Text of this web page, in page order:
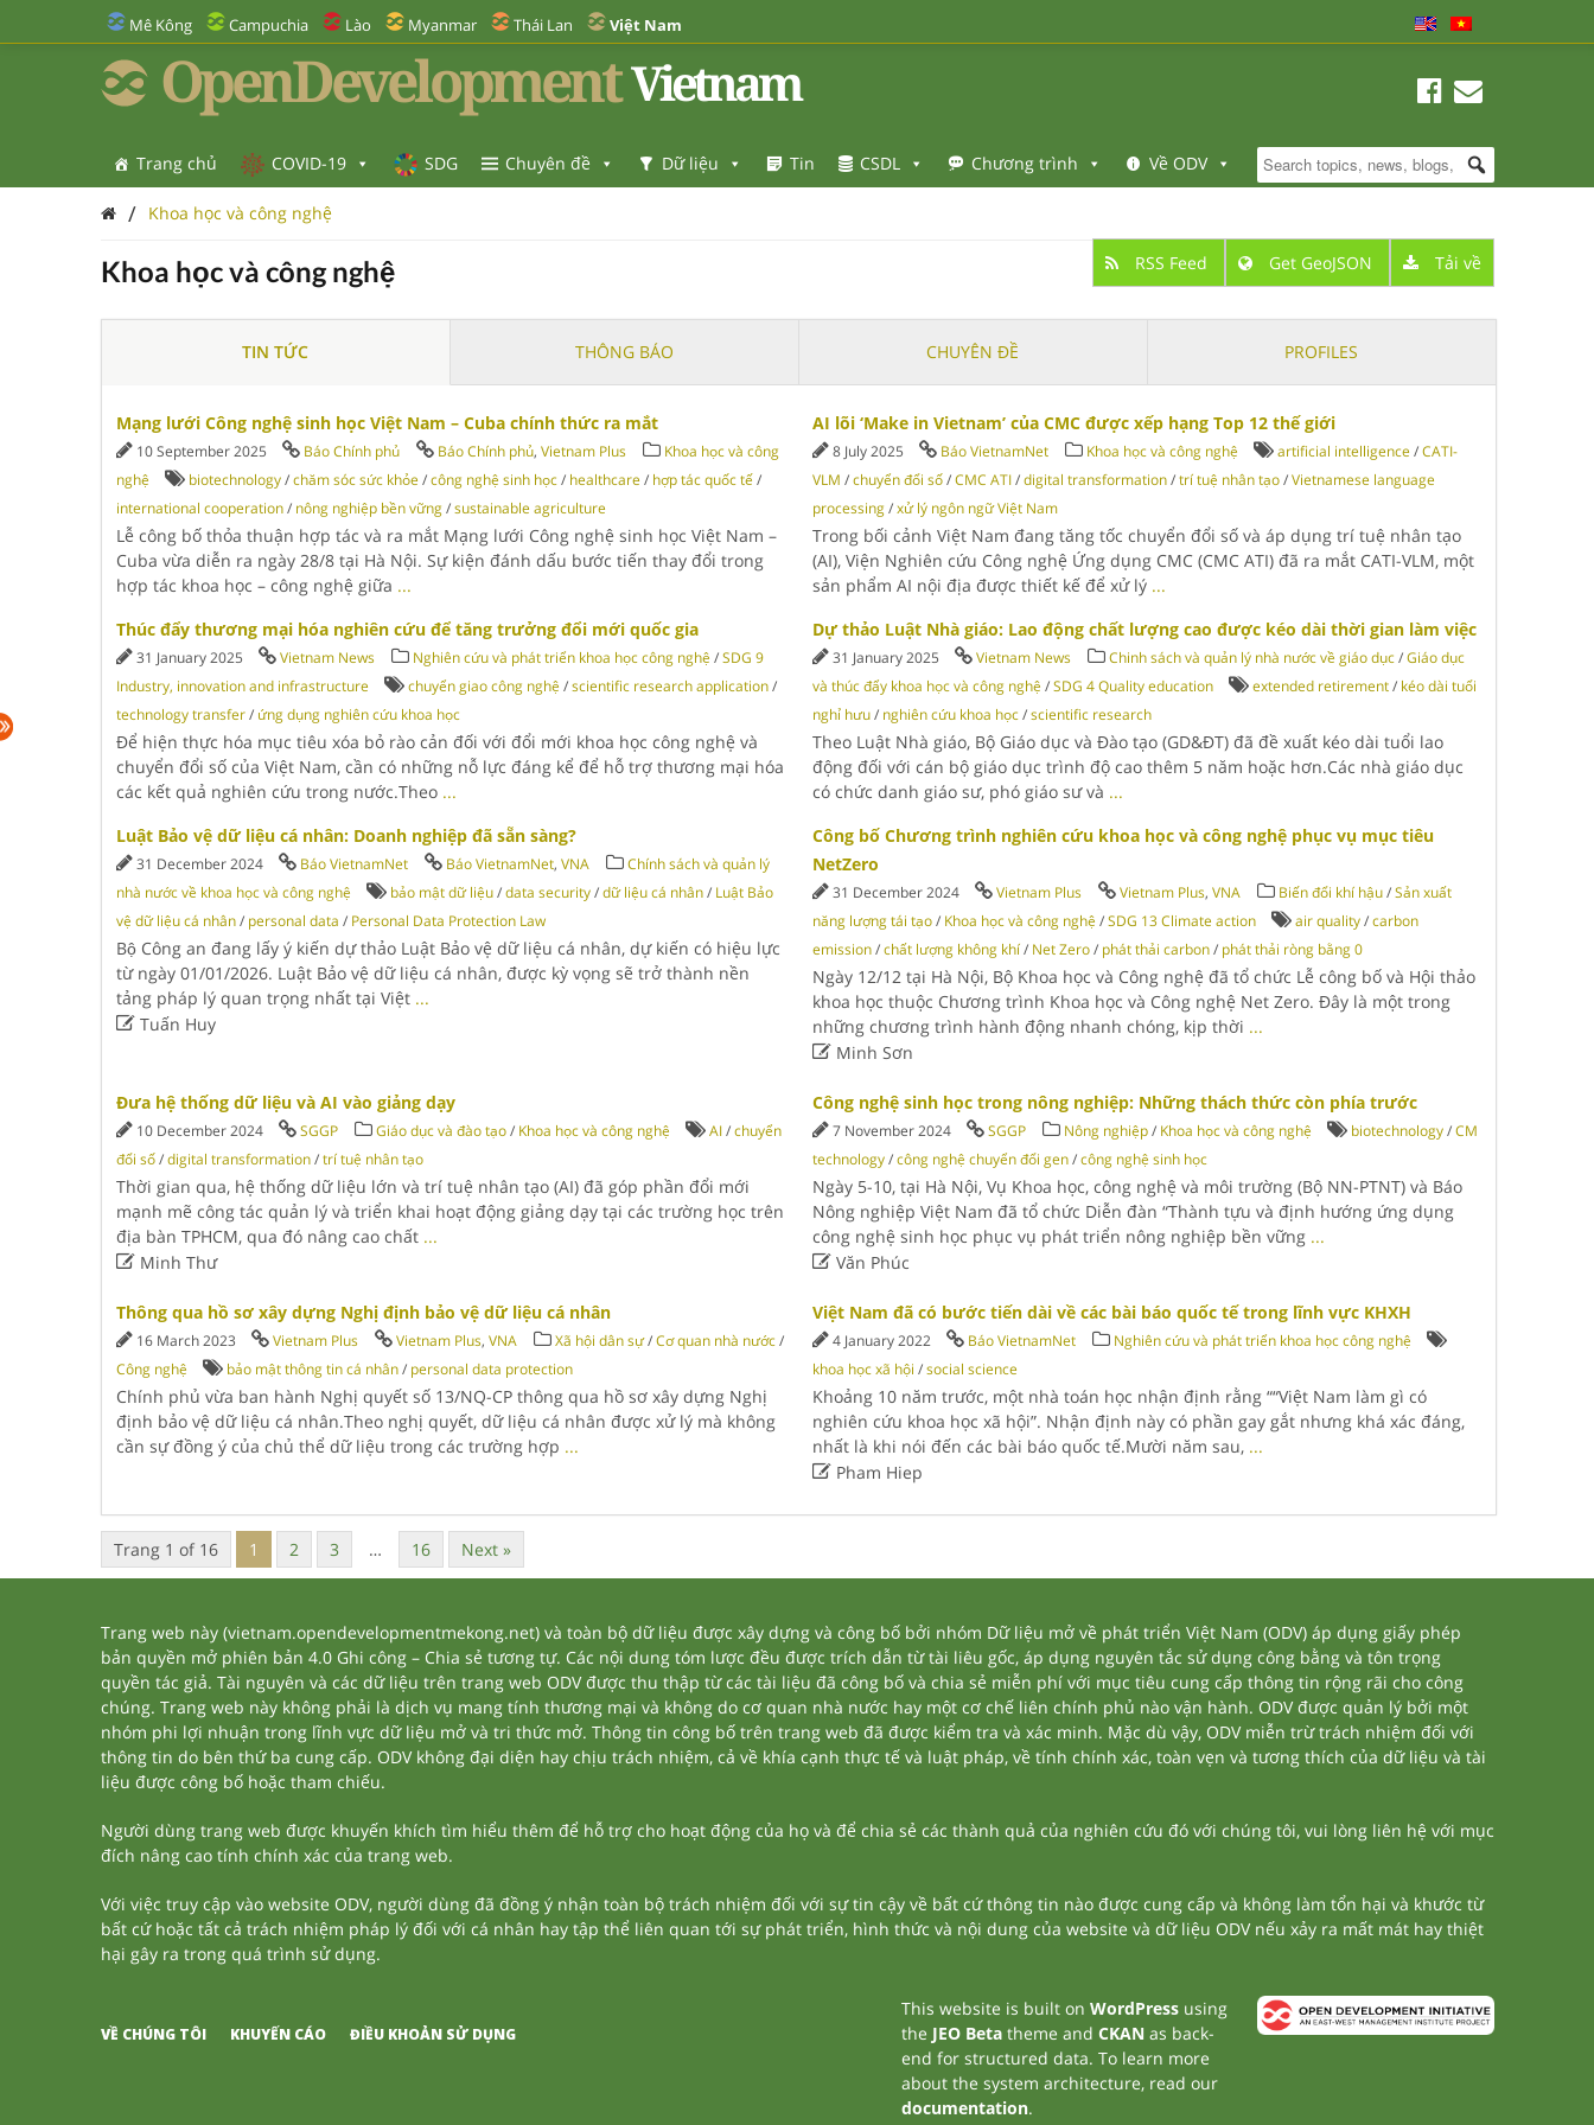
Mê Kông Campuchia Lào Myanmar Thái Lan Việt Nam
OpenDevelopment Vietnam
Trang chủ COVID-19 SDG Chuyên đề Dữ liệu Tin CSDL Chương trình Về ODV
/ Khoa học và công nghệ
Khoa học và công nghệ RSS Feed Get GeoJSON Tải về
TIN TỨC THÔNG BÁO CHUYÊN ĐỀ PROFILES
Mạng lưới Công nghệ sinh học Việt Nam – Cuba chính thức ra mắt
10 September 2025 Báo Chính phủ Báo Chính phủ, Vietnam Plus
Khoa học và công
nghệ
biotechnology/chăm sóc sức khỏe/công nghệ sinh học/ healthcare/ hợp tác quốc tế/
international cooperation/ nông nghiệp bền vững/sustainable agriculture
Lễ công bố thỏa thuận hợp tác và ra mắt Mạng lưới Công nghệ sinh học Việt Nam –
Cuba vừa diễn ra ngày 28/8 tại Hà Nội. Sự kiện đánh dấu bước tiến thay đổi trong
hợp tác khoa học – công nghệ giữa ...
AI lõi ‘Make in Vietnam’ của CMC được xếp hạng Top 12 thế giới
8 July 2025 Báo VietnamNet Khoa học và công nghệ artificial intelligence/CATI-
VLM /chuyển đổi số/CMC ATI/digital transformation/trí tuệ nhân tạo/Vietnamese language
processing/xử lý ngôn ngữ Việt Nam
Trong bối cảnh Việt Nam đang tăng tốc chuyển đổi số và áp dụng trí tuệ nhân tạo
(AI), Viện Nghiên cứu Công nghệ Ứng dụng CMC (CMC ATI) đã ra mắt CATI-VLM, một
sản phẩm AI nội địa được thiết kế để xử lý ...
Thúc đẩy thương mại hóa nghiên cứu để tăng trưởng đổi mới quốc gia
31 January 2025 Vietnam News Nghiên cứu và phát triển khoa học công nghệ /SDG 9
Industry, innovation and infrastructure
chuyển giao công nghệ /scientific research application/
technology transfer/ ứng dụng nghiên cứu khoa học
Để hiện thực hóa mục tiêu xóa bỏ rào cản đối với đổi mới khoa học công nghệ và
chuyển đổi số của Việt Nam, cần có những nỗ lực đáng kể để hỗ trợ thương mại hóa
các kết quả nghiên cứu trong nước.Theo ...
Dự thảo Luật Nhà giáo: Lao động chất lượng cao được kéo dài thời gian làm việc
31 January 2025 Vietnam News Chinh sách và quản lý nhà nước về giáo dục/Giáo dục
và thúc đẩy khoa học và công nghệ /SDG 4 Quality education extended retirement/ kéo dài tuổi
nghỉ hưu/ nghiên cứu khoa học/scientific research
Theo Luật Nhà giáo, Bộ Giáo dục và Đào tạo (GD&ĐT) đã đề xuất kéo dài tuổi lao
động đối với cán bộ giáo dục trình độ cao thêm 5 năm hoặc hơn.Các nhà giáo dục
có chức danh giáo sư, phó giáo sư và ...
Luật Bảo vệ dữ liệu cá nhân: Doanh nghiệp đã sẵn sàng?
31 December 2024 Báo VietnamNet Báo VietnamNet, VNA
Chính sách và quản lý
nhà nước về khoa học và công nghệ
bảo mật dữ liệu/data security/dữ liệu cá nhân/ Luật Bảo
vệ dữ liệu cá nhân/ personal data / Personal Data Protection Law
Bộ Công an đang lấy ý kiến dự thảo Luật Bảo vệ dữ liệu cá nhân, dự kiến có hiệu lực
từ ngày 01/01/2026. Luật Bảo vệ dữ liệu cá nhân, được kỳ vọng sẽ trở thành nền
tảng pháp lý quan trọng nhất tại Việt ...
Tuấn Huy
Công bố Chương trình nghiên cứu khoa học và công nghệ phục vụ mục tiêu
NetZero
31 December 2024 Vietnam Plus Vietnam Plus,VNA Biến đổi khí hậu/Sản xuất
năng lượng tái tạo/ Khoa học và công nghệ /SDG 13 Climate action air quality/carbon
emission/chất lượng không khí/ Net Zero/ phát thải carbon/ phát thải ròng bằng 0
Ngày 12/12 tại Hà Nội, Bộ Khoa học và Công nghệ đã tổ chức Lễ công bố và Hội thảo
khoa học thuộc Chương trình Khoa học và Công nghệ Net Zero. Đây là một trong
những chương trình hành động nhanh chóng, kịp thời ...
 Minh Sơn
Đưa hệ thống dữ liệu và AI vào giảng dạy
10 December 2024 SGGP Giáo dục và đào tạo/ Khoa học và công nghệ AI/chuyển
đổi số/digital transformation/trí tuệ nhân tạo
Thời gian qua, hệ thống dữ liệu lớn và trí tuệ nhân tạo (AI) đã góp phần đổi mới
mạnh mẽ công tác quản lý và triển khai hoạt động giảng dạy tại các trường học trên
địa bàn TPHCM, qua đó nâng cao chất ...
Minh Thư
Công nghệ sinh học trong nông nghiệp: Những thách thức còn phía trước
7 November 2024 SGGP Nông nghiệp/ Khoa học và công nghệ biotechnology/CM
technology/công nghệ chuyển đổi gen/công nghệ sinh học
Ngày 5-10, tại Hà Nội, Vụ Khoa học, công nghệ và môi trường (Bộ NN-PTNT) và Báo
Nông nghiệp Việt Nam đã tổ chức Diễn đàn “Thành tựu và định hướng ứng dụng
công nghệ sinh học phục vụ phát triển nông nghiệp bền vững ...
 Văn Phúc
Thông qua hồ sơ xây dựng Nghị định bảo vệ dữ liệu cá nhân
16 March 2023 Vietnam Plus Vietnam Plus, VNA Xã hội dân sự/Cơ quan nhà nước/
Công nghệ
bảo mật thông tin cá nhân/ personal data protection
Chính phủ vừa ban hành Nghị quyết số 13/NQ-CP thông qua hồ sơ xây dựng Nghị
định bảo vệ dữ liệu cá nhân.Theo nghị quyết, dữ liệu cá nhân được xử lý mà không
cần sự đồng ý của chủ thể dữ liệu trong các trường hợp ...
Việt Nam đã có bước tiến dài về các bài báo quốc tế trong lĩnh vực KHXH
4 January 2022 Báo VietnamNet
Nghiên cứu và phát triển khoa học công nghệ
khoa học xã hội /social science
Khoảng 10 năm trước, một nhà toán học nhận định rằng ““Việt Nam làm gì có
nghiên cứu khoa học xã hội”. Nhận định này có phần gay gắt nhưng khá xác đáng,
nhất là khi nói đến các bài báo quốc tế.Mười năm sau, ...
 Pham Hiep
Trang 1 of 16 1 2 3 … 16 Next »
Trang web này (vietnam.opendevelopmentmekong.net) và toàn bộ dữ liệu được xây dựng và công bố bởi nhóm Dữ liệu mở về phát triển Việt Nam (ODV) áp dụng giấy phép
bản quyền mở phiên bản 4.0 Ghi công – Chia sẻ tương tự. Các nội dung tóm lược đều được trích dẫn từ tài liêu gốc, áp dụng nguyên tắc sử dụng công bằng và tôn trọng
quyền tác giả. Tài nguyên và các dữ liệu trên trang web ODV được thu thập từ các tài liệu đã công bố và chia sẻ miễn phí với mục tiêu cung cấp thông tin rộng rãi cho công
chúng. Trang web này không phải là dịch vụ mang tính thương mại và không do cơ quan nhà nước hay một cơ chế liên chính phủ nào vận hành. ODV được quản lý bởi một
nhóm phi lợi nhuận trong lĩnh vực dữ liệu mở và tri thức mở. Thông tin công bố trên trang web đã được kiểm tra và xác minh. Mặc dù vậy, ODV miễn trừ trách nhiệm đối với
thông tin do bên thứ ba cung cấp. ODV không đại diện hay chịu trách nhiệm, cả về khía cạnh thực tế và luật pháp, về tính chính xác, toàn vẹn và tương thích của dữ liệu và tài
liệu được công bố hoặc tham chiếu.
Người dùng trang web được khuyến khích tìm hiểu thêm để hỗ trợ cho hoạt động của họ và để chia sẻ các thành quả của nghiên cứu đó với chúng tôi, vui lòng liên hệ với mục
đích nâng cao tính chính xác của trang web.
Với việc truy cập vào website ODV, người dùng đã đồng ý nhận toàn bộ trách nhiệm đối với sự tin cậy về bất cứ thông tin nào được cung cấp và không làm tổn hại và khước từ
bất cứ hoặc tất cả trách nhiệm pháp lý đối với cá nhân hay tập thể liên quan tới sự phát triển, hình thức và nội dung của website và dữ liệu ODV nếu xảy ra mất mát hay thiệt
hại gây ra trong quá trình sử dụng.
VỀ CHÚNG TÔI KHUYẾN CÁO ĐIỀU KHOẢN SỬ DỤNG
This website is built on WordPressusing
the JEO Betatheme and CKANas back-
end for structured data. To learn more
about the system architecture, read our
documentation.